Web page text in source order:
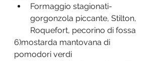
Formaggio stagionati-
gorgonzola piccante, Stilton,
Roquefort, pecorino di fossa
6)mostarda mantovana di
pomodori verdi